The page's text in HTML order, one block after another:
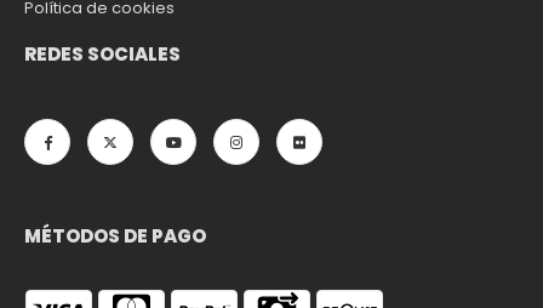
Política de cookies
REDES SOCIALES
MÉTODOS DE PAGO